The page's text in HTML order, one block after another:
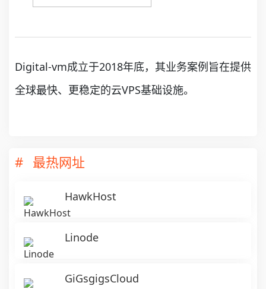
Digital-vm成立于2018年底，其业务案例旨在提供
全球最快、更稳定的云VPS基础设施。
最热网址
HawkHost
Linode
GiGsgigsCloud